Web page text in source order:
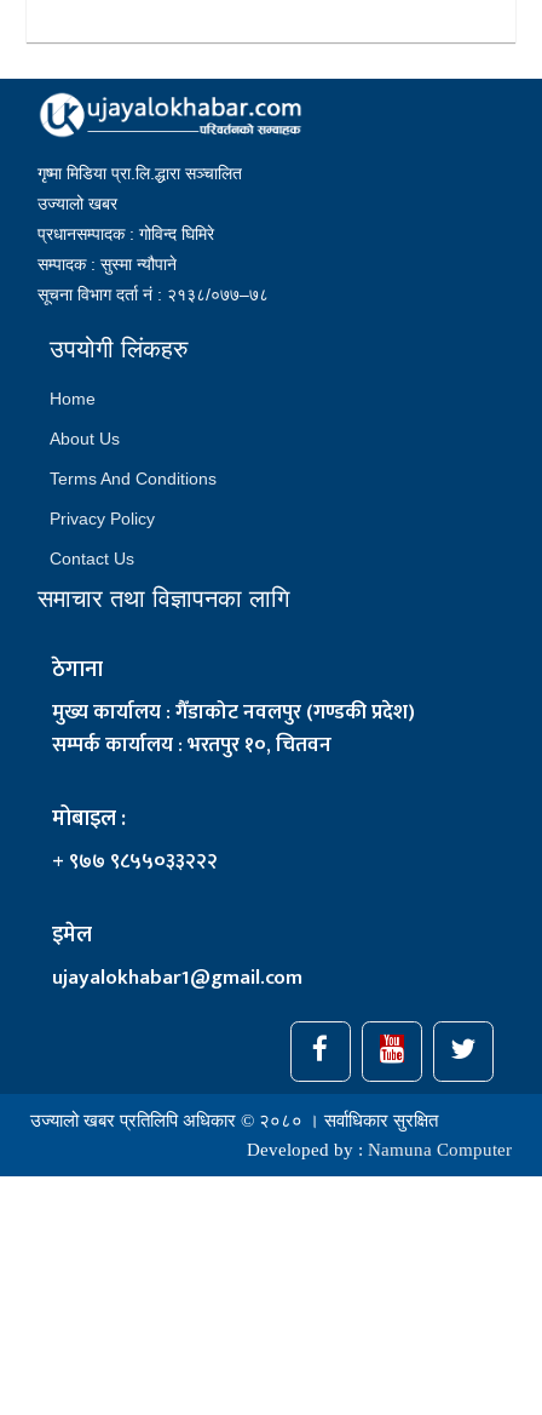
गृष्मा मिडिया प्रा.लि.द्धारा सञ्चालित
उज्यालो खबर
प्रधानसम्पादक : गोविन्द घिमिरे
सम्पादक : सुस्मा न्यौपाने
सूचना विभाग दर्ता नं : २१३८/०७७–७८
उपयोगी लिंकहरु
Home
About Us
Terms And Conditions
Privacy Policy
Contact Us
समाचार तथा विज्ञापनका लागि
ठेगाना
मुख्य कार्यालय : गैँडाकोट नवलपुर (गण्डकी प्रदेश)
सम्पर्क कार्यालय : भरतपुर १०, चितवन
मोबाइल :
+ ९७७ ९८५५०३३२२२
इमेल
ujayalokhabar1@gmail.com
उज्यालो खबर प्रतिलिपि अधिकार © २०८० । सर्वाधिकार सुरक्षित
Developed by : Namuna Computer